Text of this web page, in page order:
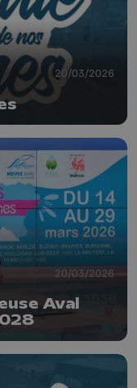
20/03/2026
20/03/2026